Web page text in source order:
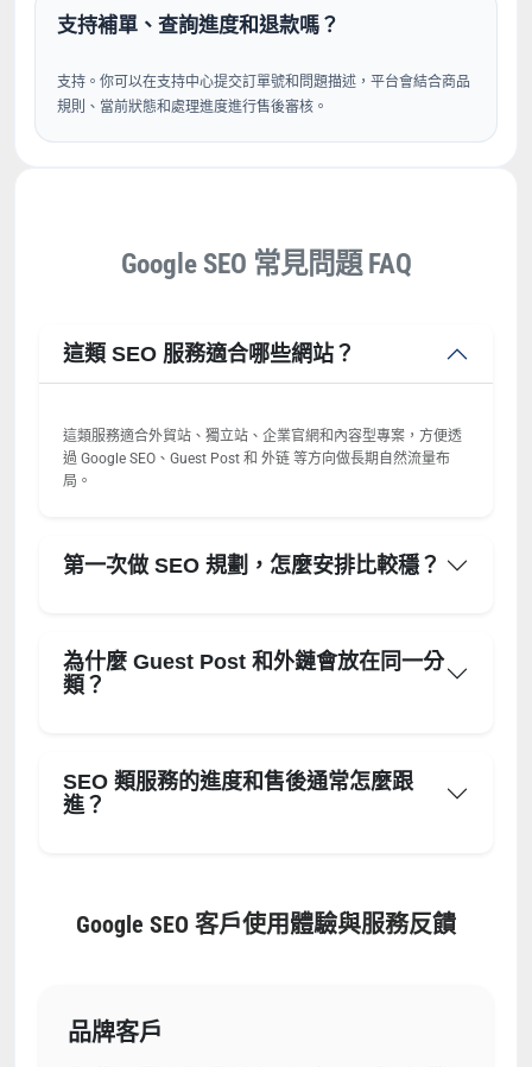
支持補單、查詢進度和退款嗎？
支持。你可以在支持中心提交訂單號和問題描述，平台會結合商品
規則、當前狀態和處理進度進行售後審核。
Google SEO 常見問題 FAQ
這類 SEO 服務適合哪些網站？
這類服務適合外貿站、獨立站、企業官網和內容型專案，方便透
過 Google SEO、Guest Post 和 外链 等方向做長期自然流量布
局。
第一次做 SEO 規劃，怎麼安排比較穩？
為什麼 Guest Post 和外鏈會放在同一分
類？
SEO 類服務的進度和售後通常怎麼跟
進？
Google SEO 客戶使用體驗與服務反饋
品牌客戶